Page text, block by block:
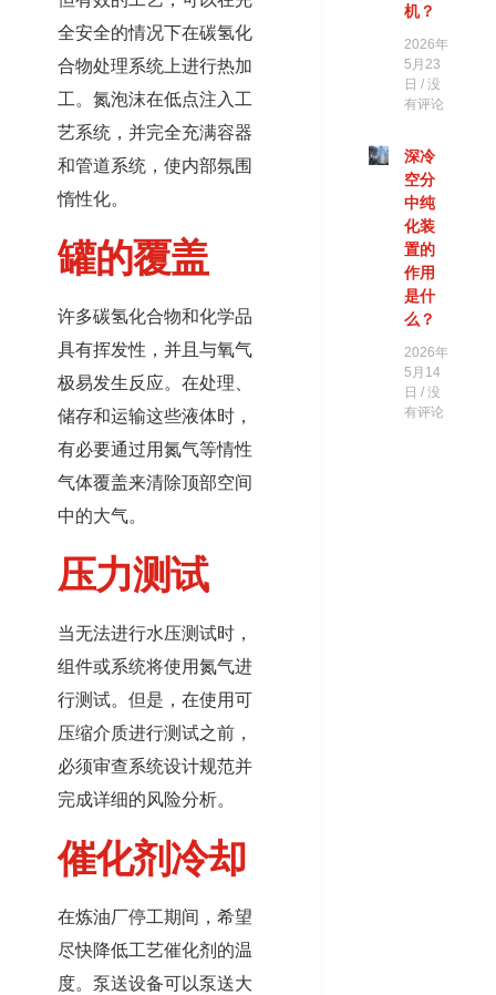
全安全的情况下在碳氢化
合物处理系统上进行热加
工。氮泡沫在低点注入工
艺系统，并完全充满容器
和管道系统，使内部氛围
惰性化。
罐的覆盖
许多碳氢化合物和化学品
具有挥发性，并且与氧气
极易发生反应。在处理、
储存和运输这些液体时，
有必要通过用氮气等情性
气体覆盖来清除顶部空间
中的大气。
压力测试
当无法进行水压测试时，
组件或系统将使用氮气进
行测试。但是，在使用可
压缩介质进行测试之前，
必须审查系统设计规范并
完成详细的风险分析。
催化剂冷却
在炼油厂停工期间，希望
尽快降低工艺催化剂的温
度。泵送设备可以泵送大
机？
2026年
5月23
日 没
有评论
深冷
空分
中纯
化装
置的
作用
是什
么？
2026年
5月14
日 没
有评论